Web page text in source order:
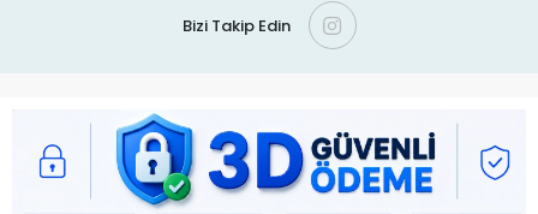
Bizi Takip Edin